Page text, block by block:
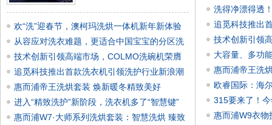
欢“洗”迎春节，澳柯玛洗烘一体机新年新体验
从容应对洗衣难题，更适合中国宝宝的分区洗
护装技术创新引领高端市场，COLMO洗碗机荣膺
红顶大
追觅科技推出首款洗衣机引领洗护行业新浪潮
惠而浦帝王洗烘套装 焕新暖冬精致美好
进入“精致洗护”新阶段，洗衣机多了“智慧键”
惠而浦W7·大师系列洗烘套装：智慧洗烘 臻致
洗得净漂得透
追觅科技推出
技术创新引领
大容量、多功
惠而浦帝王洗
欧睿国际：海
315要来了！
惠而浦W9衣物